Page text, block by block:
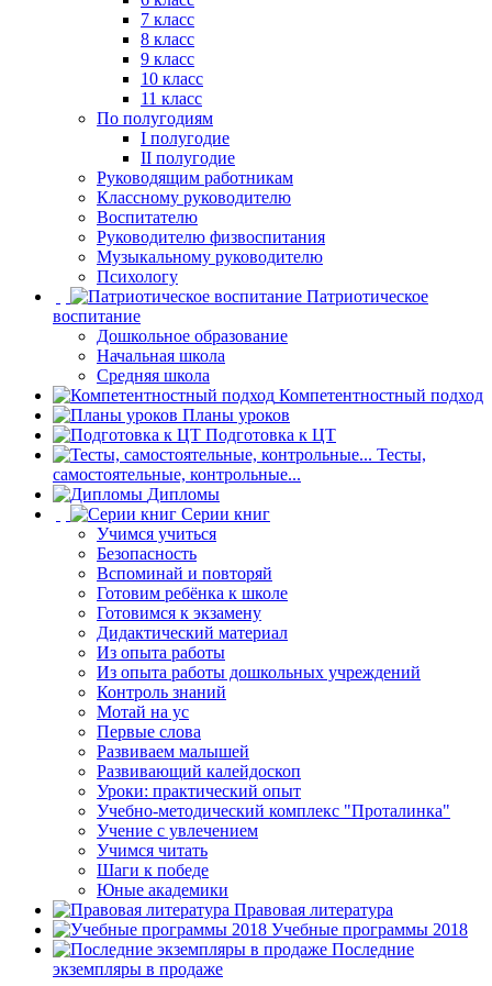
7 класс
8 класс
9 класс
10 класс
11 класс
По полугодиям
I полугодие
II полугодие
Руководящим работникам
Классному руководителю
Воспитателю
Руководителю физвоспитания
Музыкальному руководителю
Психологу
Патриотическое
воспитание
Дошкольное образование
Начальная школа
Средняя школа
Компетентностный подход
Планы уроков
Подготовка к ЦТ
Тесты,
самостоятельные, контрольные...
Дипломы
Серии книг
Учимся учиться
Безопасность
Вспоминай и повторяй
Готовим ребёнка к школе
Готовимся к экзамену
Дидактический материал
Из опыта работы
Из опыта работы дошкольных учреждений
Контроль знаний
Мотай на ус
Первые слова
Развиваем малышей
Развивающий калейдоскоп
Уроки: практический опыт
Учебно-методический комплекс "Проталинка"
Учение с увлечением
Учимся читать
Шаги к победе
Юные академики
Правовая литература
Учебные программы 2018
Последние
экземпляры в продаже